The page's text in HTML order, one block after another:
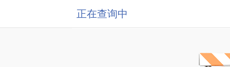
正在查询中